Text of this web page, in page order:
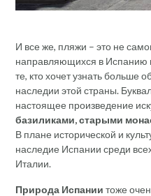
И все же, пляжи – это не
направляющихся в Испанию
те, кто хочет узнать больше
наследии этой страны.
настоящее произведение
базиликами, старыми
В плане исторической и
наследие Испании среди
Италии.
Природа Испании тоже